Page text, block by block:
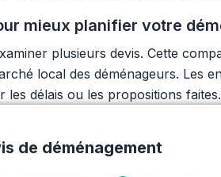
mieux planifier votre
plusieurs devis. Cette
local des déménageurs. Les
les délais ou les propositions faites.
de déménagement